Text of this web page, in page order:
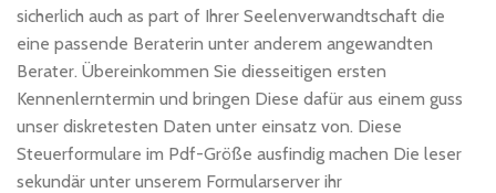
sicherlich auch as part of Ihrer Seelenverwandtschaft die
eine passende Beraterin unter anderem angewandten
Berater. Übereinkommen Sie diesseitigen ersten
Kennenlerntermin und bringen Diese dafür aus einem guss
unser diskretesten Daten unter einsatz von. Diese
Steuerformulare im Pdf-Größe ausfindig machen Die leser
sekundär unter unserem Formularserver ihr